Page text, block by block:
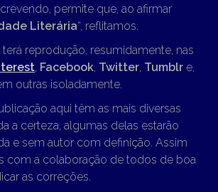
permite que, ao afirmar
Literária“, reflitamos.
reprodução, resumidamente, nas
, Facebook, Twitter, Tumblr e,
outras isoladamente.
aqui têm as mais diversas
a certeza, algumas delas estarão
e sem autor com definição. Assim
com a colaboração de todos de boa
as correções.